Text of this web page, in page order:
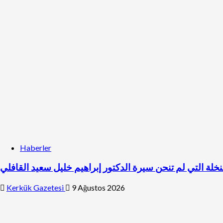
Haberler
التي لم تنحن سيرة الدكتور إبراهيم خليل سعيد القافلي
Kerkük Gazetesi 9 Ağustos 2026